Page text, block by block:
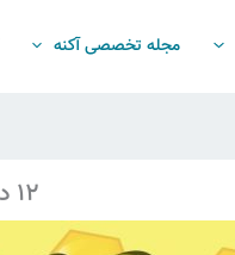
مجله تخصصی آکنه
۱۲ درمان گیاهی برای رهایی از آکنه